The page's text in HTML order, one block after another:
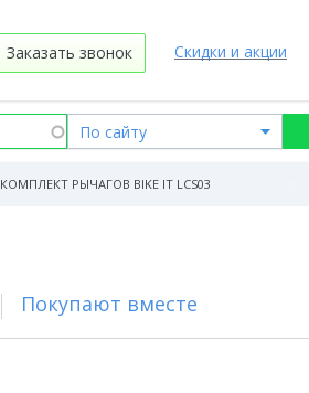
Скидки и акции
Заказать звонок
КОМПЛЕКТ РЫЧАГОВ BIKE IT LCS03
Покупают вместе